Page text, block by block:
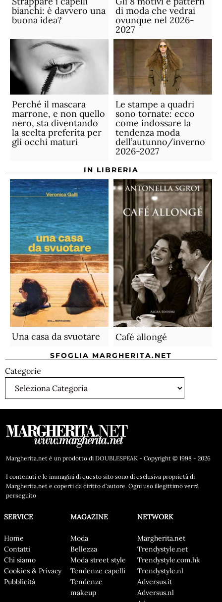
bianchi: è davvero una
buona idea?
di moda che vedrai
ovunque nel 2026-
2027
Perché il mascara
marrone, e non quello
nero, sta diventando
la scelta preferita per
gli occhi maturi
Le stampe a quadri
sono tornate: ecco
come indossare la
tendenza moda
dell’autunno/inverno
2026-2027
IN LIBRERIA
Una casa da svuotare Café allongé
SFOGLIA MARGHERITA.NET
Categorie
Margherita.net è un prodotto di DOUBLESPEAK - Copyright © 1998 - 2026
I contenuti e le immagini di questo sito sono di esclusiva proprietà di
Margherita.net e coperti da diritto d'autore. Ogni uso illegittimo verrà
perseguito
SERVICE
Home
Contatti
Chi siamo
Cookies & Privacy
Pubblicità
MAGAZINE
Moda
Bellezza
Moda street style
Tendenze capelli
Tendenze
makeup
NETWORK
Margherita.net
Trendystyle.net
Trendystyle.com.hk
Trendystyle.nl
Adversus.it
Adversus.nl